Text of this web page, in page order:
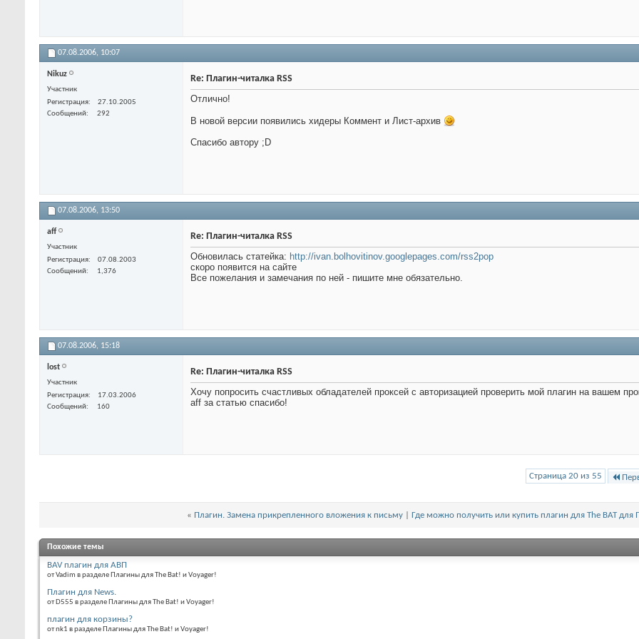
07.08.2006, 10:07
Nikuz
Участник
Регистрация
27.10.2005
Сообщений
292
Re: Плагин-читалка RSS
Отлично!
В новой версии появились хидеры Коммент и Лист-архив
Спасибо автору ;D
07.08.2006, 13:50
aff
Участник
Регистрация
07.08.2003
Сообщений
1,376
Re: Плагин-читалка RSS
Обновилась статейка: http://ivan.bolhovitinov.googlepages.com/rss2pop
скоро появится на сайте
Все пожелания и замечания по ней - пишите мне обязательно.
07.08.2006, 15:18
lost
Участник
Регистрация
17.03.2006
Сообщений
160
Re: Плагин-читалка RSS
Хочу попросить счастливых обладателей проксей с авторизацией проверить мой плагин на вашем
aff за статью спасибо!
Страница 20 из 55
« Плагин. Замена прикрепленного вложения к письму| Где можно получить или купить плагин для The BAT для
Похожие темы
BAV плагин для АВП
от Vadim в разделе Плагины для The Bat! и Voyager!
Плагин для News.
от D555 в разделе Плагины для The Bat! и Voyager!
плагин для корзины?
от nk1 в разделе Плагины для The Bat! и Voyager!